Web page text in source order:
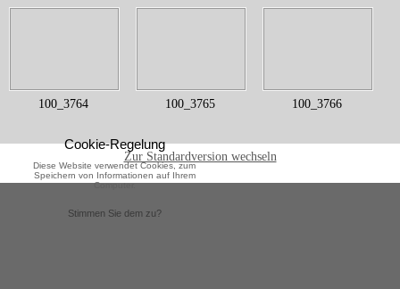
100_3764 100_3765 100_3766
Zur Standardversion wechseln
Cookie-Regelung
Diese Website verwendet Cookies, zum
Speichern von Informationen auf Ihrem
Computer.
Stimmen Sie dem zu?